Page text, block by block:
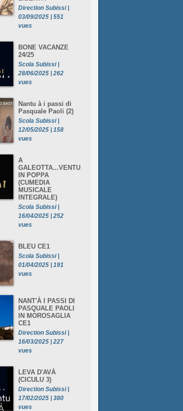
Direction Subissi |
03/09/2025 | 551
vues
BONE VACANZE
24/25
Scola Subissi |
28/06/2025 | 262
vues
Nantu à i passi di
Pasquale Paoli (2)
Scola Subissi |
12/05/2025 | 158
vues
A
GALEOTTA...VENTU
IN POPPA
(CUMEDIA
MUSICALE
INTEGRALE)
Scola Subissi |
16/04/2025 | 252
vues
BLEU CE1
Scola Subissi |
01/04/2025 | 191
vues
NANT'À I PASSI DI
PASQUALE PAOLI
IN MOROSAGLIA
CE1
Direction Subissi |
16/03/2025 | 227
vues
LEVA D'AVÀ
(CICULU 3)
Direction Subissi |
17/02/2025 | 380
vues